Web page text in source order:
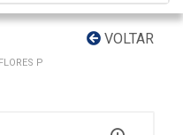
VOLTAR
P